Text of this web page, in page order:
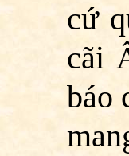
cứ
cãi
báo